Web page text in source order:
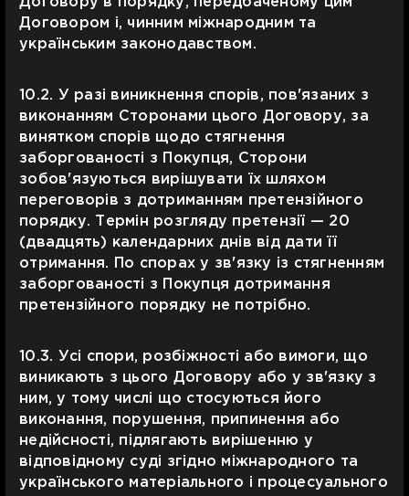
Договором і, чинним міжнародним та
українським законодавством.
10.2. У разі виникнення спорів, пов'язаних з
виконанням Сторонами цього Договору, за
винятком спорів щодо стягнення
заборгованості з Покупця, Сторони
зобов'язуються вирішувати їх шляхом
переговорів з дотриманням претензійного
порядку. Термін розгляду претензії — 20
(двадцять) календарних днів від дати її
отримання. По спорах у зв'язку із стягненням
заборгованості з Покупця дотримання
претензійного порядку не потрібно.
10.3. Усі спори, розбіжності або вимоги, що
виникають з цього Договору або у зв'язку з
ним, у тому числі що стосуються його
виконання, порушення, припинення або
недійсності, підлягають вирішенню у
відповідному суді згідно міжнародного та
українського матеріального і процесуального